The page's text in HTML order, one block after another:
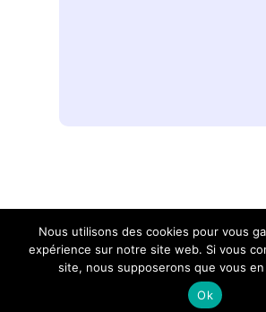
média
Nous utilisons des cookies pour vous
expérience sur notre site web. Si vous
site, nous supposerons que vous
Ok